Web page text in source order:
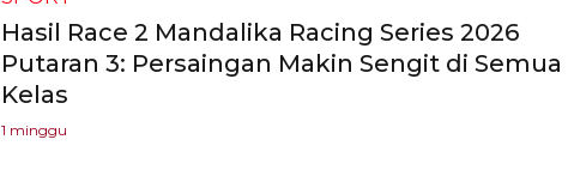
Hasil Race 2 Mandalika Racing Series 2026
Putaran 3: Persaingan Makin Sengit di Semua
Kelas
1 minggu